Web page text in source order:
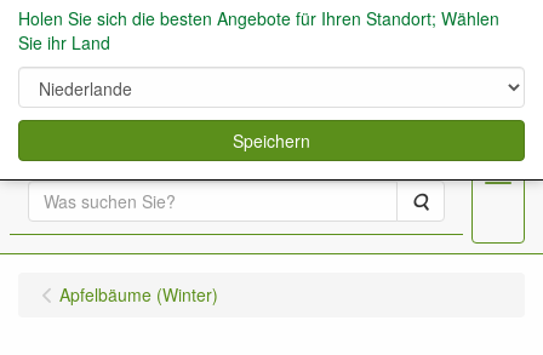
Suche
Menu
Apfelbäume (Winter)
Holen Sie sich die besten Angebote für Ihren Standort; Wählen
Sie ihr Land
Speichern